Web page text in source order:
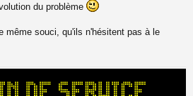
du problème
même souci, qu'ils n'hésitent pas à le